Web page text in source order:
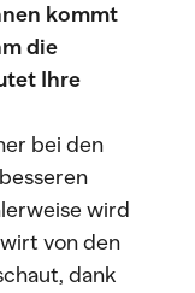
kommt
die
Ihre
bei den
wird
von den
dank